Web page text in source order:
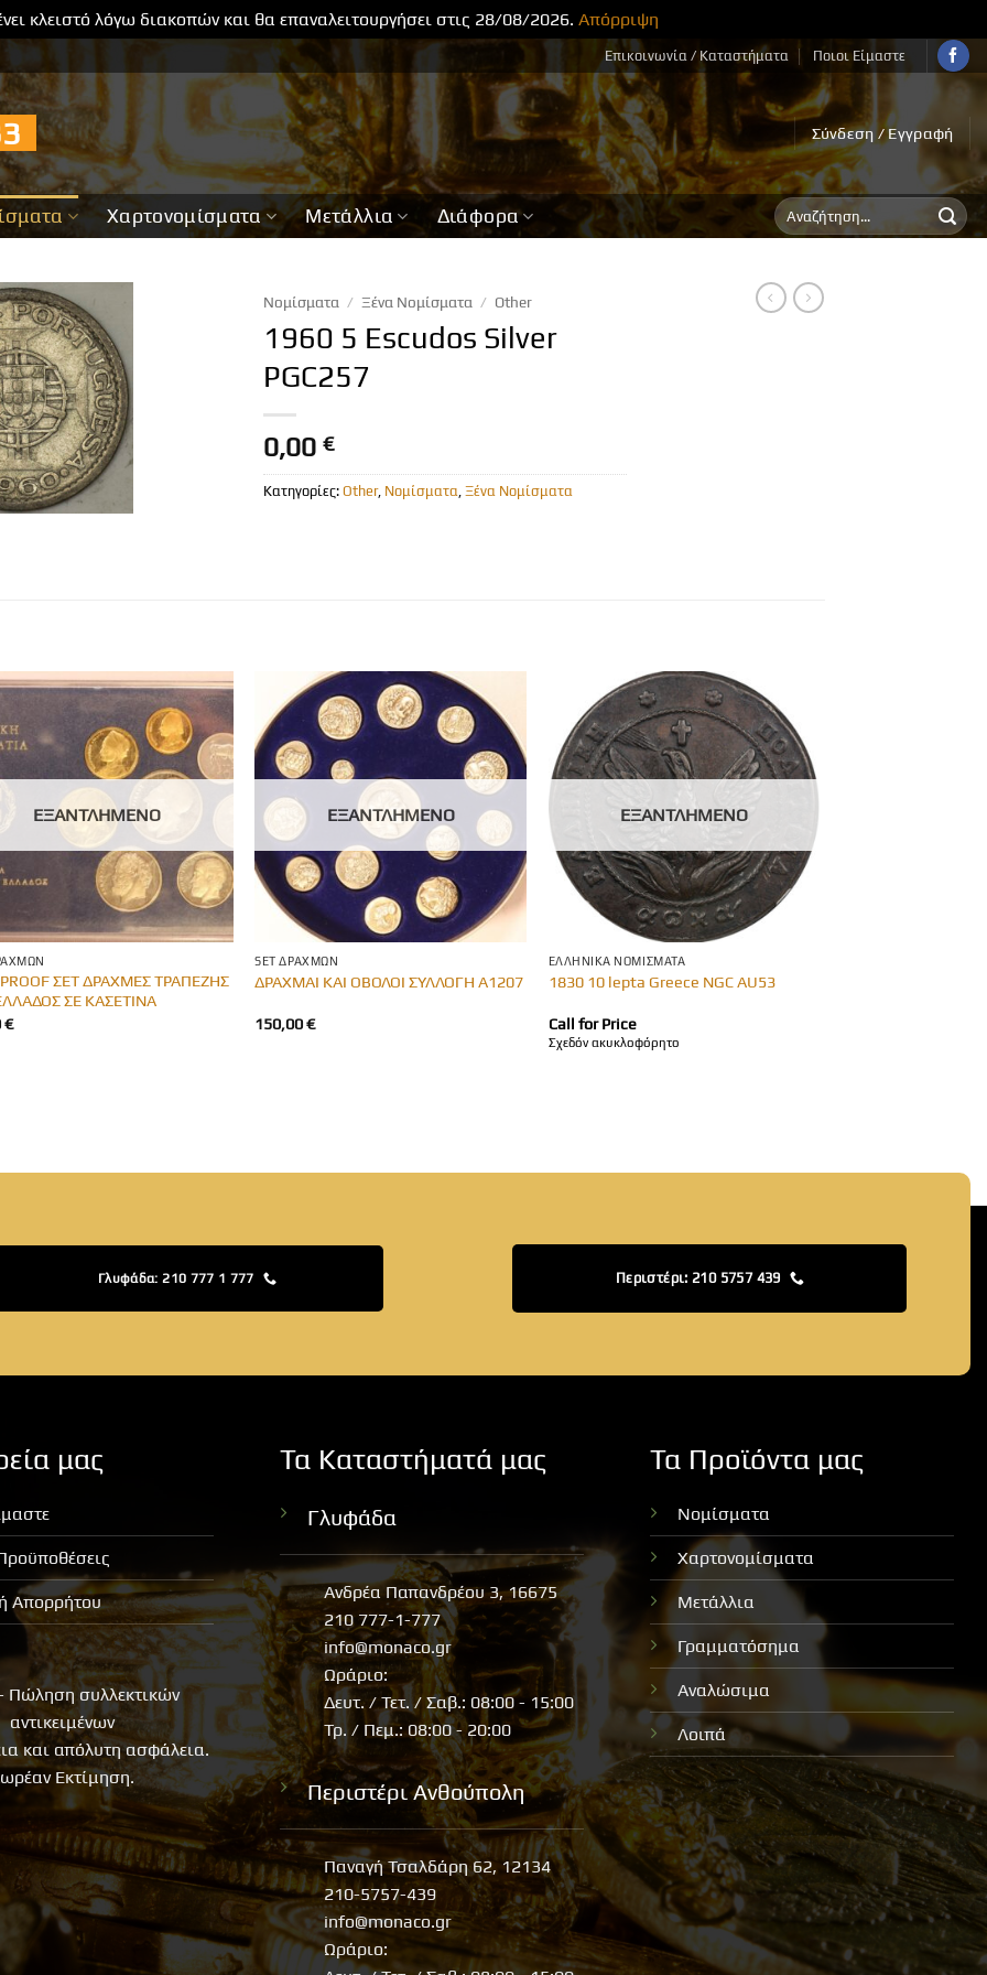
κλειστό λόγω διακοπών και θα επαναλειτουργήσει στις 28/08/2026.Απόρριψη
Επικοινωνία / Καταστήματα Ποιοι Είμαστε
Σύνδεση / Εγγραφή
Χαρτονομίσματα Μετάλλια Διάφορα
Αναζήτηση
για:
Νομίσματα / Ξένα Νομίσματα / Other
1960 5 Escudos Silver
PGC257
0,00 €
Κατηγορίες: Other, Νομίσματα Ξένα Νομίσματα
ΕΞΑΝΤΛΗΜΈΝΟ
ΣΕΤ ΔΡΑΧΜΕΣ ΤΡΑΠΕΖΗΣ
ΣΕ ΚΑΣΕΤΙΝΑ
€
ΕΞΑΝΤΛΗΜΈΝΟ
SET ΔΡΑΧΜΏΝ
ΔΡΑΧΜΑΙ ΚΑΙ ΟΒΟΛΟΙ ΣΥΛΛΟΓΗ Α1207
150,00€
ΕΞΑΝΤΛΗΜΈΝΟ
ΕΛΛΗΝΙΚΆ ΝΟΜΊΣΜΑΤΑ
1830 10 lepta Greece NGC AU53
Call for Price
Σχεδόν ακυκλοφόρητο
Γλυφάδα: 210 777 1 777 Περιστέρι: 210 5757 439
μας
Απορρήτου
Πώληση συλλεκτικών
αντικειμένων
και απόλυτη ασφάλεια.
Εκτίμηση.
Τα Καταστήματά μας
Γλυφάδα
Ανδρέα Παπανδρέου 3, 16675
210 777-1-777
info@monaco.gr
Ωράριο:
Δευτ. / Τετ. / Σαβ.: 08:00 - 15:00
Τρ. / Πεμ.: 08:00 - 20:00
Περιστέρι Ανθούπολη
Παναγή Τσαλδάρη 62, 12134
210-5757-439
info@monaco.gr
Ωράριο:
Τα Προϊόντα μας
Νομίσματα
Χαρτονομίσματα
Μετάλλια
Γραμματόσημα
Αναλώσιμα
Λοιπά